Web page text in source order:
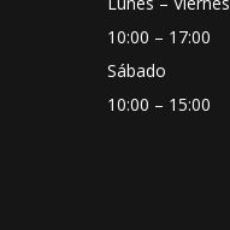
10:00 – 17:00
Sábado
10:00 – 15:00